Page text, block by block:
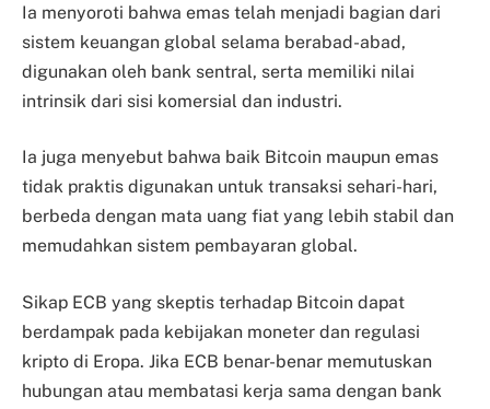
Ia menyoroti bahwa emas telah menjadi bagian dari
sistem keuangan global selama berabad-abad,
digunakan oleh bank sentral, serta memiliki nilai
intrinsik dari sisi komersial dan industri.
Ia juga menyebut bahwa baik Bitcoin maupun emas
tidak praktis digunakan untuk transaksi sehari-hari,
berbeda dengan mata uang fiat yang lebih stabil dan
memudahkan sistem pembayaran global.
Sikap ECB yang skeptis terhadap Bitcoin dapat
berdampak pada kebijakan moneter dan regulasi
kripto di Eropa. Jika ECB benar-benar memutuskan
hubungan atau membatasi kerja sama dengan bank